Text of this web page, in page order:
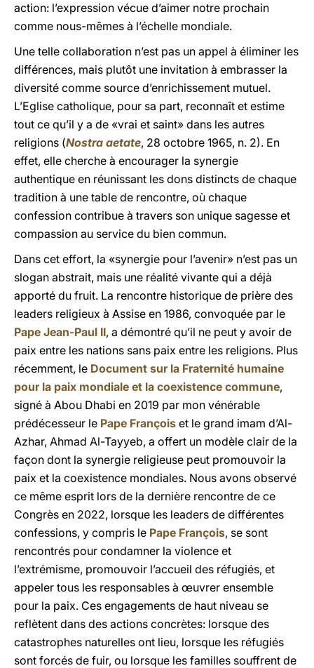
action: l’expression vécue d’aimer notre prochain
comme nous-mêmes à l’échelle mondiale.
Une telle collaboration n’est pas un appel à éliminer les
différences, mais plutôt une invitation à embrasser la
diversité comme source d’enrichissement mutuel.
L’Eglise catholique, pour sa part, reconnaît et estime
tout ce qu’il y a de «vrai et saint» dans les autres
religions (Nostra aetate, 28 octobre 1965, n. 2). En
effet, elle cherche à encourager la synergie
authentique en réunissant les dons distincts de chaque
tradition à une table de rencontre, où chaque
confession contribue à travers son unique sagesse et
compassion au service du bien commun.
Dans cet effort, la «synergie pour l’avenir» n’est pas un
slogan abstrait, mais une réalité vivante qui a déjà
apporté du fruit. La rencontre historique de prière des
leaders religieux à Assise en 1986, convoquée par le
Pape Jean-Paul II, a démontré qu’il ne peut y avoir de
paix entre les nations sans paix entre les religions. Plus
récemment, le Document sur la Fraternité humaine
pour la paix mondiale et la coexistence commune,
signé à Abou Dhabi en 2019 par mon vénérable
prédécesseur le Pape François et le grand imam d’Al-
Azhar, Ahmad Al-Tayyeb, a offert un modèle clair de la
façon dont la synergie religieuse peut promouvoir la
paix et la coexistence mondiales. Nous avons observé
ce même esprit lors de la dernière rencontre de ce
Congrès en 2022, lorsque les leaders de différentes
confessions, y compris le Pape François, se sont
rencontrés pour condamner la violence et
l’extrémisme, promouvoir l’accueil des réfugiés, et
appeler tous les responsables à œuvrer ensemble
pour la paix. Ces engagements de haut niveau se
reflètent dans des actions concrètes: lorsque des
catastrophes naturelles ont lieu, lorsque les réfugiés
sont forcés de fuir, ou lorsque les familles souffrent de